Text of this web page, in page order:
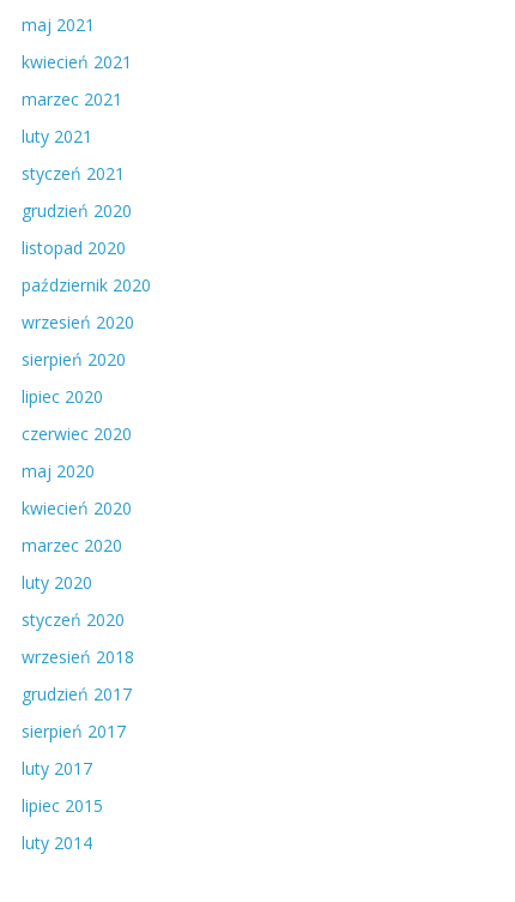
maj 2021
kwiecień 2021
marzec 2021
luty 2021
styczeń 2021
grudzień 2020
listopad 2020
październik 2020
wrzesień 2020
sierpień 2020
lipiec 2020
czerwiec 2020
maj 2020
kwiecień 2020
marzec 2020
luty 2020
styczeń 2020
wrzesień 2018
grudzień 2017
sierpień 2017
luty 2017
lipiec 2015
luty 2014